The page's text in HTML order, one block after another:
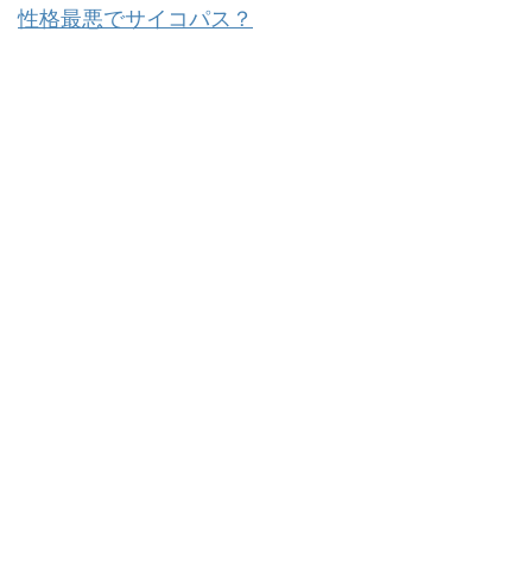
性格最悪でサイコパス？